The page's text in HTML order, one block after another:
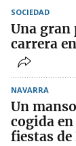
SOCIEDAD
Una gran
carrera
NAVARRA
Un
cogida
fiestas